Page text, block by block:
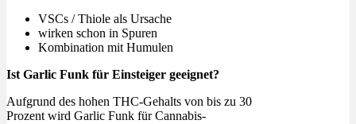
VSCs / Thiole als Ursache
wirken schon in Spuren
Kombination mit Humulen
Ist Garlic Funk für Einsteiger geeignet?
Aufgrund des hohen THC-Gehalts von bis zu 30
Prozent wird Garlic Funk für Cannabis-